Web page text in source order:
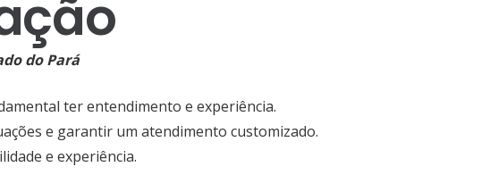
do Pará
ter entendimento e experiência.
e garantir um atendimento customizado.
e experiência.